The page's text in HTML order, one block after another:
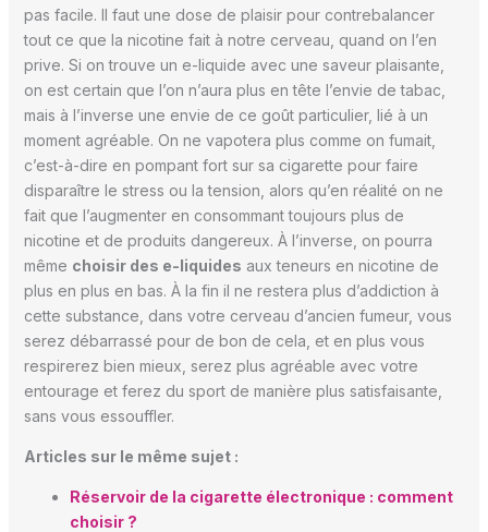
pas facile. Il faut une dose de plaisir pour contrebalancer
tout ce que la nicotine fait à notre cerveau, quand on l’en
prive. Si on trouve un e-liquide avec une saveur plaisante,
on est certain que l’on n’aura plus en tête l’envie de tabac,
mais à l’inverse une envie de ce goût particulier, lié à un
moment agréable. On ne vapotera plus comme on fumait,
c’est-à-dire en pompant fort sur sa cigarette pour faire
disparaître le stress ou la tension, alors qu’en réalité on ne
fait que l’augmenter en consommant toujours plus de
nicotine et de produits dangereux. À l’inverse, on pourra
même choisir des e-liquides aux teneurs en nicotine de
plus en plus en bas. À la fin il ne restera plus d’addiction à
cette substance, dans votre cerveau d’ancien fumeur, vous
serez débarrassé pour de bon de cela, et en plus vous
respirerez bien mieux, serez plus agréable avec votre
entourage et ferez du sport de manière plus satisfaisante,
sans vous essouffler.
Articles sur le même sujet :
Réservoir de la cigarette électronique : comment
choisir ?